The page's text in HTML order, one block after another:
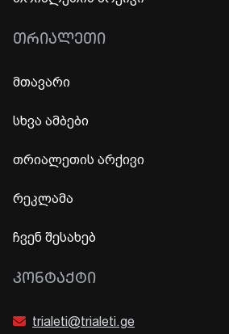
ᲗᲠᲘᲐᲚᲔᲗᲘ
მთავარი
სხვა ამბები
თრიალეთის არქივი
რეკლამა
ჩვენ შესახებ
ᲙᲝᲜᲢᲐᲥᲢᲘ
trialeti@trialeti.ge